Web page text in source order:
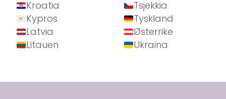
Kroatia
Kypros
Latvia
Litauen
Tsjekkia
Tyskland
Østerrike
Ukraina